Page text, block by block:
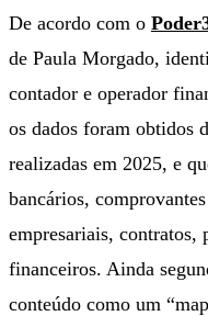
De acordo com o
de Paula Morgado,
contador e operador
os dados foram obtidos
realizadas em 2025, e
bancários,
empresariais, contratos,
financeiros. Ainda
conteúdo como um